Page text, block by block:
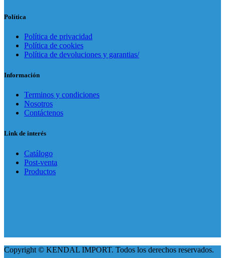
Política
Política de privacidad
Política de cookies
Política de devoluciones y garantias/
Información
Terminos y condiciones
Nosotros
Contáctenos
Link de interés
Catálogo
Post-venta
Productos
Copyright © KENDAL IMPORT. Todos los derechos reservados.